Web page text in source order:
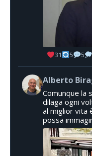
31 5 5
Alberto
Comunque la
dilaga ogni
al miglior vita
possa